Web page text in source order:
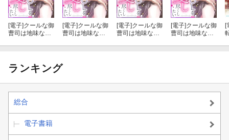
[電子]クールな御
曹司は地味な眼
[電子]クールな御
曹司は地味な眼
[電子]クールな御
曹司は地味な眼
[電子]クールな御
曹司は地味な眼
[
ランキング
総合
電子書籍